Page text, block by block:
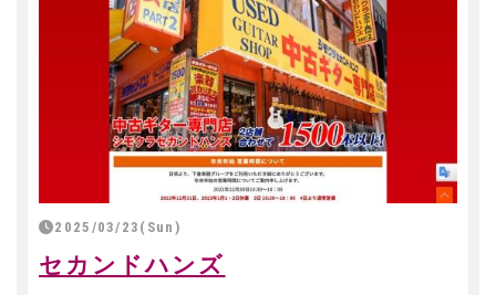
2025/03/23(Sun)
セカンドハンズ